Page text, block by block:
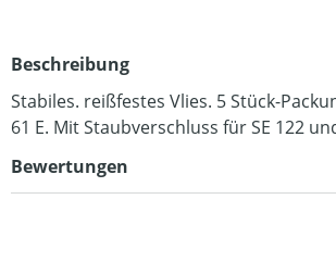
Beschreibung
Stabiles. reißfestes Vlies. 5 Stück-
61 E. Mit Staubverschluss für SE 122
Bewertungen